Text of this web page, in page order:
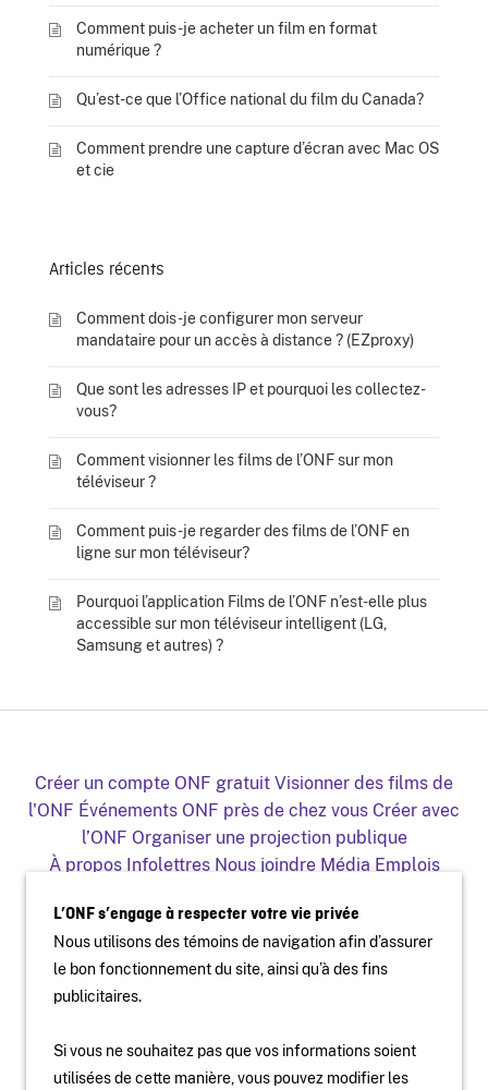
Comment puis-je acheter un film en format
numérique ?
Qu’est-ce que l’Office national du film du Canada?
Comment prendre une capture d’écran avec Mac OS
et cie
Articles récents
Comment dois-je configurer mon serveur
mandataire pour un accès à distance ? (EZproxy)
Que sont les adresses IP et pourquoi les collectez-
vous?
Comment visionner les films de l’ONF sur mon
téléviseur ?
Comment puis-je regarder des films de l’ONF en
ligne sur mon téléviseur?
Pourquoi l’application Films de l’ONF n’est-elle plus
accessible sur mon téléviseur intelligent (LG,
Samsung et autres) ?
Créer un compte ONF gratuit Visionner des films de
l'ONF Événements ONF près de chez vous Créer avec
l’ONF Organiser une projection publique
À propos Infolettres Nous joindre Média Emplois
Facebook
Youtube Instagram Vimeo
L'ONF sur mobile et télé
L’ONF s’engage à respecter votre vie privée
Nous utilisons des témoins de navigation afin d’assurer
le bon fonctionnement du site, ainsi qu’à des fins
publicitaires.
Si vous ne souhaitez pas que vos informations soient
utilisées de cette manière, vous pouvez modifier les